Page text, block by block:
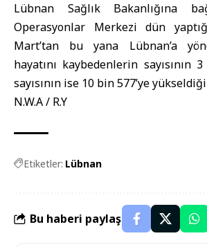
Lübnan Sağlık Bakanlığına
Operasyonlar Merkezi dün
Mart’tan bu yana Lübnan’a
hayatını kaybedenlerin sayısının
sayısının ise 10 bin 577’ye
N.W.A / R.Y
Etiketler: Lübnan
Bu haberi paylaş